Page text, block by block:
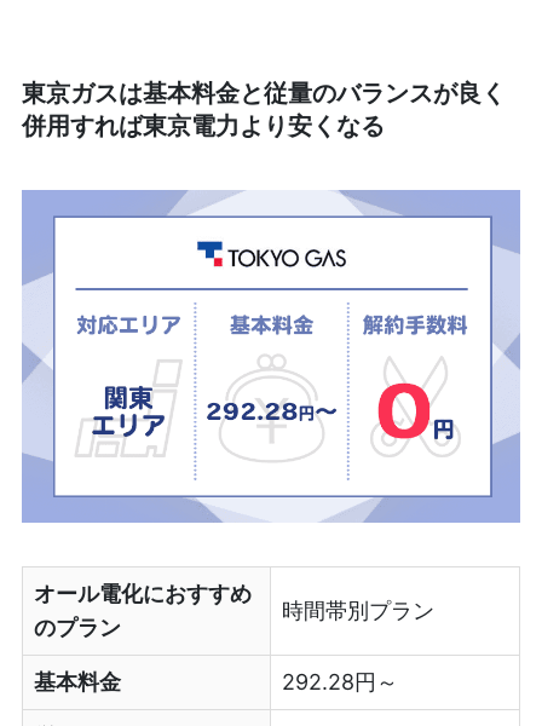
東京ガスは基本料金と従量のバランスが良く
併用すれば東京電力より安くなる
オール電化におすすめ
のプラン
時間帯別プラン
基本料金 292.28円～